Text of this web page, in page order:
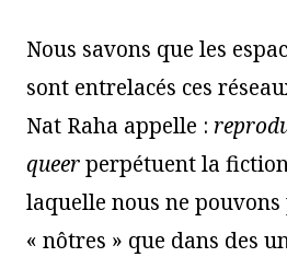
Nous savons que les
sont entrelacés ces
Nat Raha appelle :
queerperpétuent la
laquelle nous ne
« nôtres » que dans des